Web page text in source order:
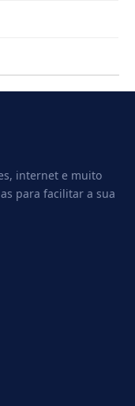
internet e muito
para facilitar a sua